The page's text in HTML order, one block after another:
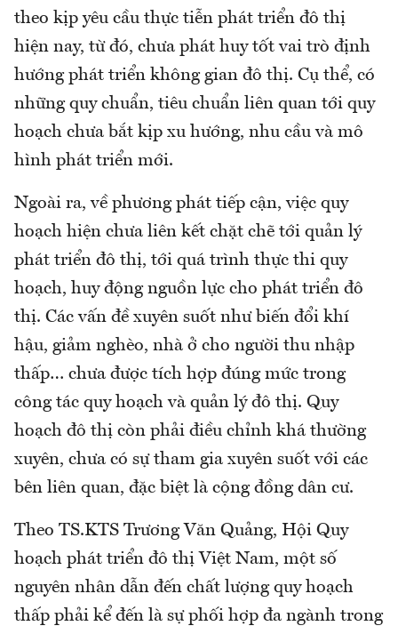
theo kịp yêu cầu thực tiễn phát triển đô thị
hiện nay, từ đó, chưa phát huy tốt vai trò định
hướng phát triển không gian đô thị. Cụ thể, có
những quy chuẩn, tiêu chuẩn liên quan tới quy
hoạch chưa bắt kịp xu hướng, nhu cầu và mô
hình phát triển mới.
Ngoài ra, về phương phát tiếp cận, việc quy
hoạch hiện chưa liên kết chặt chẽ tới quản lý
phát triển đô thị, tới quá trình thực thi quy
hoạch, huy động nguồn lực cho phát triển đô
thị. Các vấn đề xuyên suốt như biến đổi khí
hậu, giảm nghèo, nhà ở cho người thu nhập
thấp… chưa được tích hợp đúng mức trong
công tác quy hoạch và quản lý đô thị. Quy
hoạch đô thị còn phải điều chỉnh khá thường
xuyên, chưa có sự tham gia xuyên suốt với các
bên liên quan, đặc biệt là cộng đồng dân cư.
Theo TS.KTS Trương Văn Quảng, Hội Quy
hoạch phát triển đô thị Việt Nam, một số
nguyên nhân dẫn đến chất lượng quy hoạch
thấp phải kể đến là sự phối hợp đa ngành trong